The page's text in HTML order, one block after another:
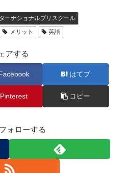
ーナショナルプリスクール
メリット 英語
アする
はてブ
Pinterest コピー
ォローする